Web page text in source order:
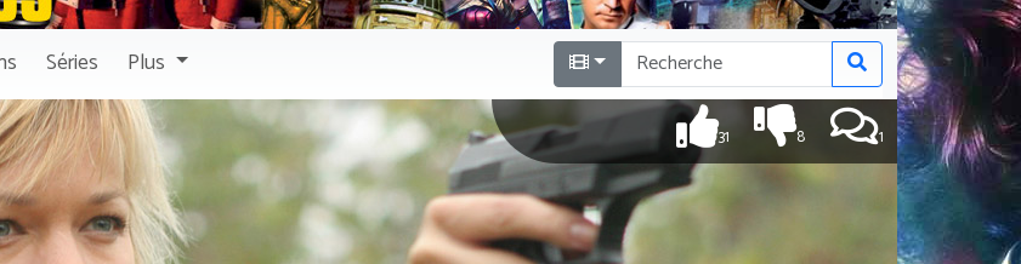
Séries Plus
1
8
31